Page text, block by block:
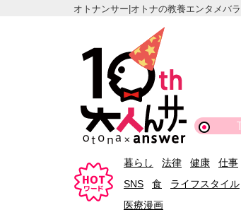
オトナンサー|オトナの教養エンタメバ
暮らし 法律 健康 仕事
SNS
食 ライフスタイル
医療漫画